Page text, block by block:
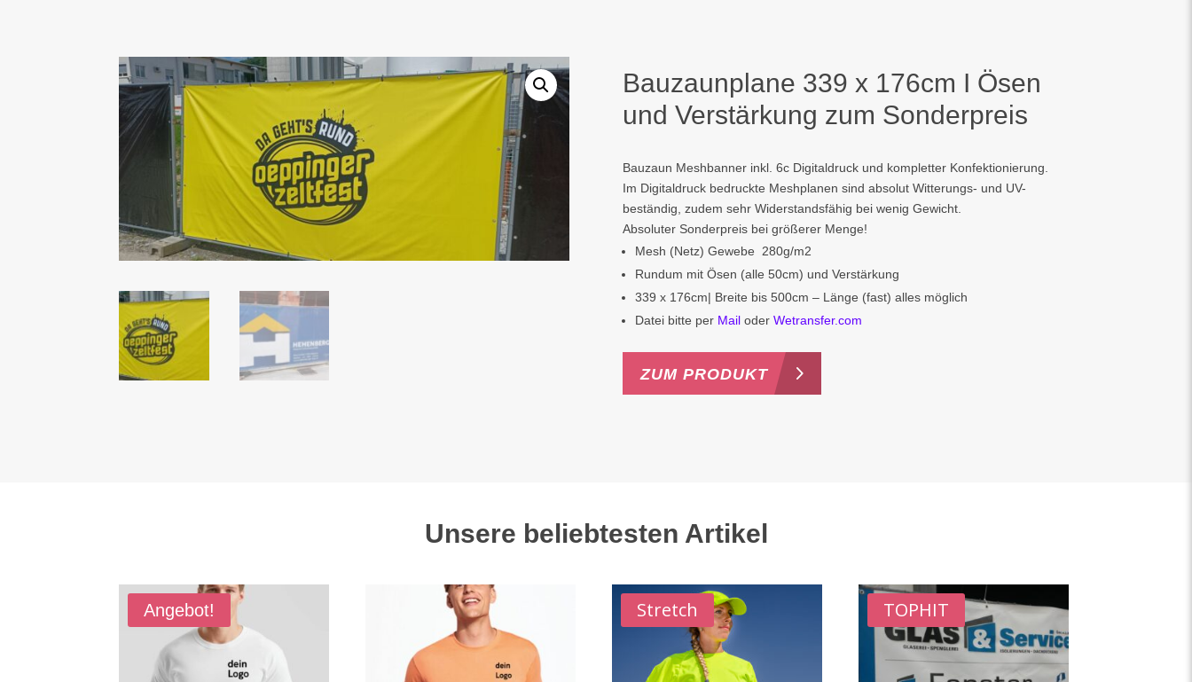
Bauzaunplane 339 x 176cm I Ösen
und Verstärkung zum Sonderpreis
Bauzaun Meshbanner inkl. 6c Digitaldruck und kompletter Konfektionierung.
Im Digitaldruck bedruckte Meshplanen sind absolut Witterungs- und UV-
beständig, zudem sehr Widerstandsfähig bei wenig Gewicht.
Absoluter Sonderpreis bei größerer Menge!
Mesh (Netz) Gewebe 280g/m2
Rundum mit Ösen (alle 50cm) und Verstärkung
339 x 176cm| Breite bis 500cm – Länge (fast) alles möglich
Datei bitte per Mailoder Wetransfer.com
ZUM PRODUKT
Unsere beliebtesten Artikel
Angebot! Stretch TOPHIT